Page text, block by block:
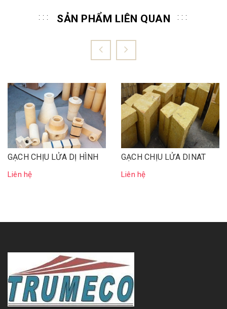
SẢN PHẨM LIÊN QUAN
GẠCH CHỊU LỬA DỊ HÌNH
Liên hệ
GẠCH CHỊU LỬA DINAT
Liên hệ